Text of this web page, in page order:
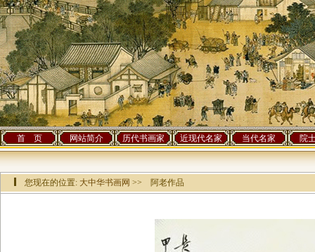
首 页 网站简介 历代书画家 近现代名家 当代名家 院
您现在的位置: 大中华书画网 >> 阿老作品